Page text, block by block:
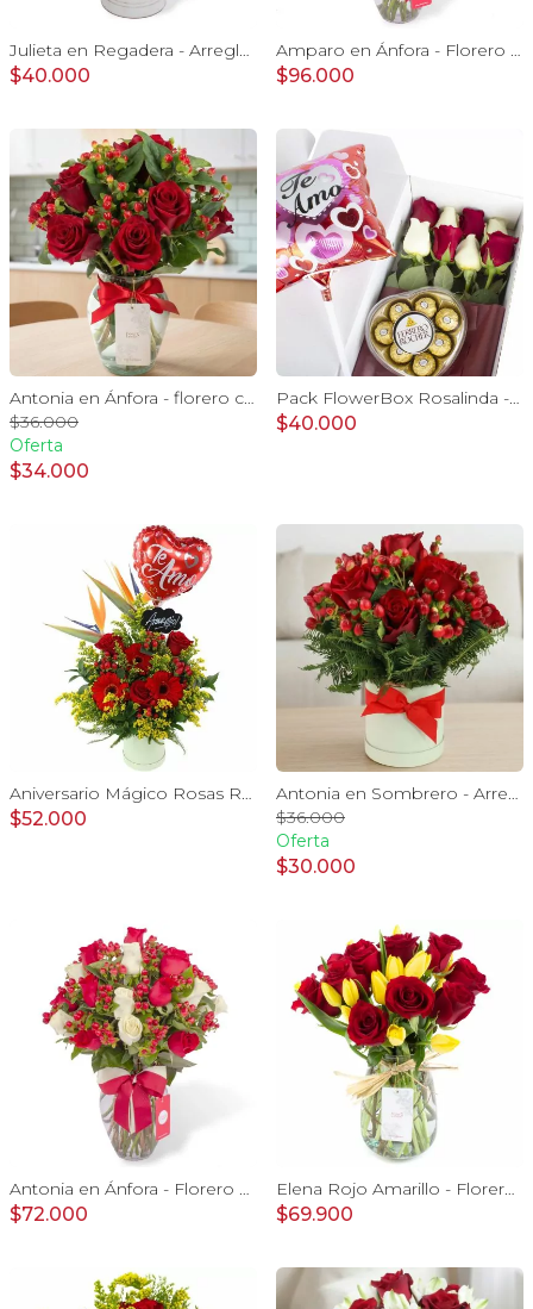
Julieta en Regadera - Arreglo 10 rosas rojo y gypo
$40.000
Amparo en Ánfora - Florero 24 rosas blanco y rojo
$96.000
Antonia en Ánfora - florero con 9 rosas rojo e hypericum
$36.000
Oferta
$34.000
Pack FlowerBox Rosalinda - Caja con 8 rosas mix rojo y blanco, Ferrero Rocher corazón 100g y globo Te amo
$40.000
Aniversario Mágico Rosas Rojo - Arreglo floral con globo Te amo, pizarra, aves del paraíso, rosas y gerberas rojo
$52.000
Antonia en Sombrero - Arreglo 9 rosas rojo e hypericum
$36.000
Oferta
$30.000
Antonia en Ánfora - Florero con 18 rosa blanco y rojo
$72.000
Elena Rojo Amarillo - Florero rosas rojo y tulipanes amarillo
$69.900